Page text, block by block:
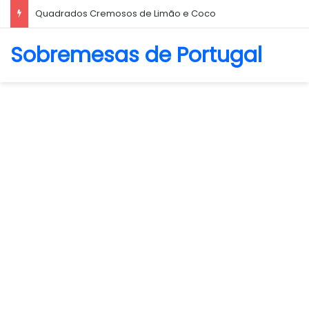
Quadrados Cremosos de Limão e Coco
Sobremesas de Portugal